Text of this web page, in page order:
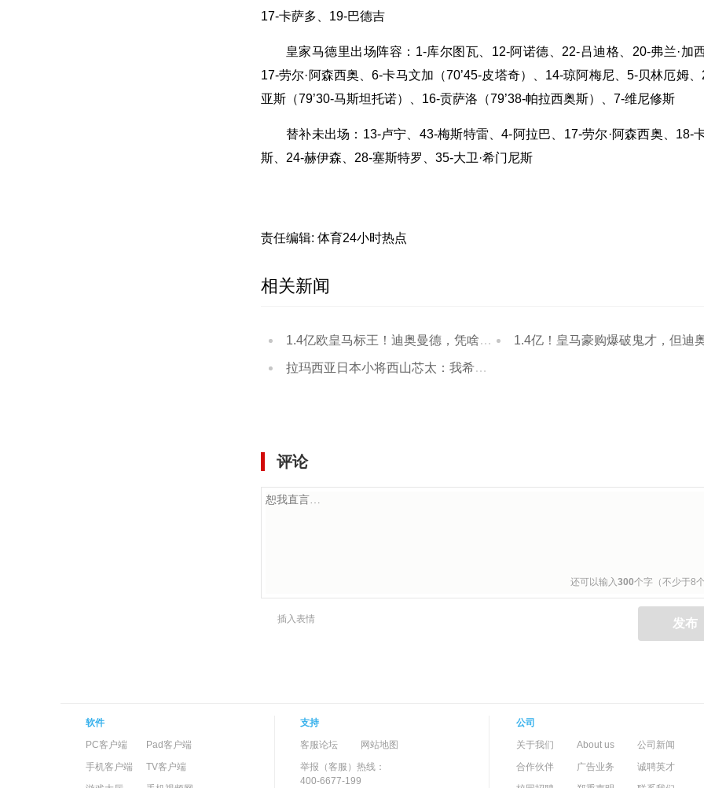
17-卡萨多、19-巴德吉
皇家马德里出场阵容：1-库尔图瓦、12-阿诺德、22-吕迪格、20-弗兰·加
17-劳尔·阿森西奥、6-卡马文加（70’45-皮塔奇）、14-琼阿梅尼、5-贝林厄姆
亚斯（79’30-马斯坦托诺）、16-贡萨洛（79’38-帕拉西奥斯）、7-维尼修斯
替补未出场：13-卢宁、43-梅斯特雷、4-阿拉巴、17-劳尔·阿森西奥、18-
斯、24-赫伊森、28-塞斯特罗、35-大卫·希门尼斯
责任编辑: 体育24小时热点
相关新闻
1.4亿欧皇马标王！迪奥曼德，凭啥这么贵？ 1.4亿！皇马豪购爆破鬼才，但迪奥曼德未来还有隐
拉玛西亚日本小将西山芯太：我希望未来能在一线队大放异彩
评论
还可以输入300个字（不少于8
发布
插入表情
软件
PC客户端
Pad客户端
手机客户端
TV客户端
支持
客服论坛
网站地图
举报（客服）热线：
400-6677-199
公司
关于我们
About us
公司新闻
合作伙伴
广告业务
诚聘英才